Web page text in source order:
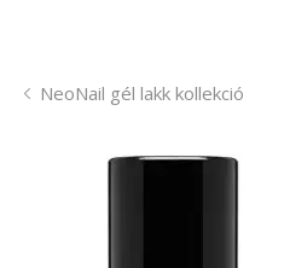
NeoNail gél lakk kollekció